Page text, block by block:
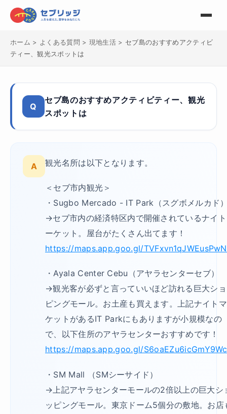
ホーム > よくある質問 > 現地生活 > セブ島のおすすめアクティビ
ティー、観光スポットは
Q
セブ島のおすすめアクティビティー、観光
スポットは
A 観光名所は以下となります。
＜セブ市内観光＞
・Sugbo Mercado - IT Park（スグボメルカド
→セブ市内の経済特区内で開催されているナイ
ーケット。屋台がたくさん出てます！
https://maps.app.goo.gl/
・Ayala Center Cebu（アヤラセンターセブ）
→観光客が必ずと言っていいほど訪れる巨大シ
ピングモール。お土産も買えます。上記ナイト
ケットがあるIT Parkにもありますが小規模なの
で、以下住所のアヤラセンターおすすめです！
https://maps.app.goo.gl/
・SM Mall （SMシーサイド）
→上記アヤラセンターモールの2倍以上の巨大シ
ッピングモール。東京ドーム5個分の敷地。お店